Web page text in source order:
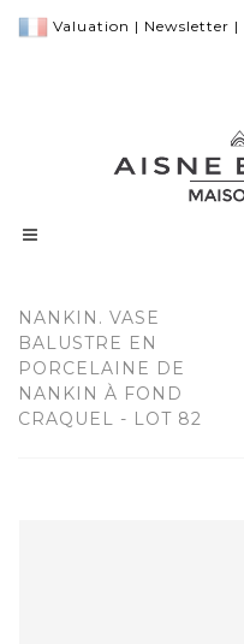
Valuation | Newsletter |
NANKIN. VASE
BALUSTRE EN
PORCELAINE DE
NANKIN À FOND
CRAQUEL - LOT 82